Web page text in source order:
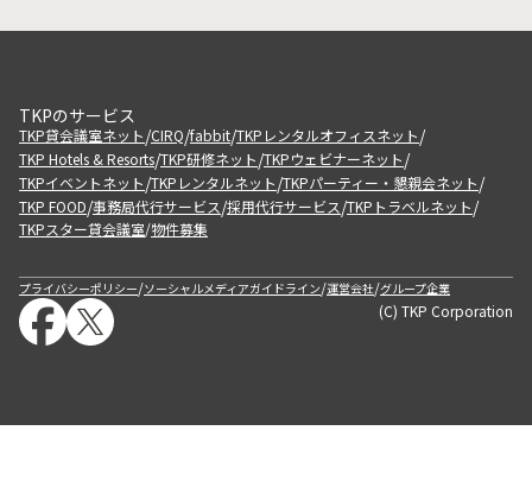
TKPのサービス
TKP貸会議室ネット/CIRQ/fabbit/TKPレンタルオフィスネット/
TKP Hotels & Resorts/TKP研修ネット/TKPウェビナーネット/
TKPイベントネット/TKPレンタルネット/TKPパーティー・懇親会ネット/
TKP FOOD/事務局代行サービス/採用代行サービス/TKPトラベルネット/
TKPスター貸会議室/物件募集
プライバシーポリシー/ソーシャルメディアガイドライン/運営会社/グループ企業
(C) TKP Corporation